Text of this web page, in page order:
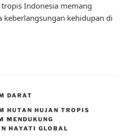
Indonesia memang
keberlangsungan kehidupan di
DARAT
HUTAN HUJAN TROPIS
MENDUKUNG
HAYATI GLOBAL